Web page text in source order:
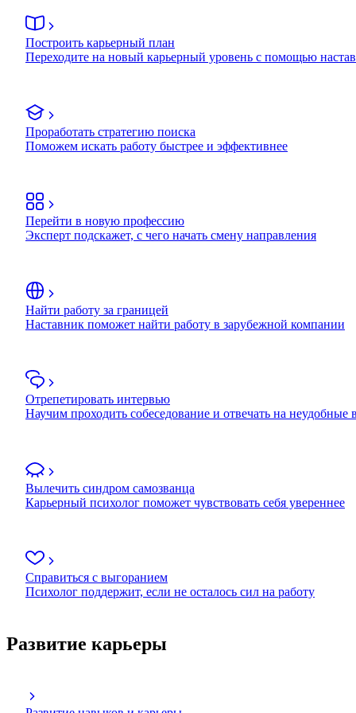
Построить карьерный план
Переходите на новый карьерный уровень с помощью
Проработать стратегию поиска
Поможем искать работу быстрее и эффективнее
Перейти в новую профессию
Эксперт подскажет, с чего начать смену направления
Найти работу за границей
Наставник поможет найти работу в зарубежной компании
Отрепетировать интервью
Научим проходить собеседование и отвечать на неудобные
Вылечить синдром самозванца
Карьерный психолог поможет чувствовать себя увереннее
Справиться с выгоранием
Психолог поддержит, если не осталось сил на работу
Развитие карьеры